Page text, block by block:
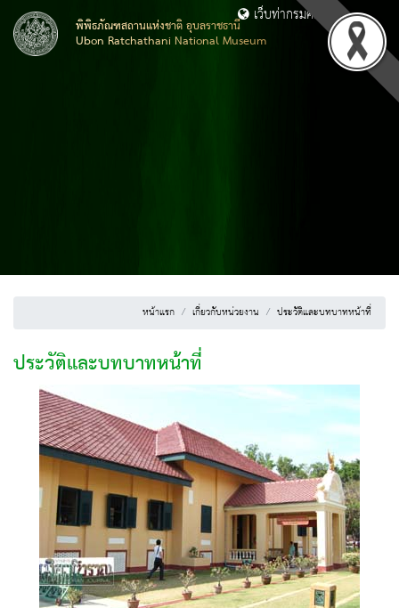
พิพิธภัณฑสถานแห่งชาติ อุบลราชธานี
Ubon Ratchathani National Museum
เว็บท่ากรมศิลปากร
หน้าแรก เกี่ยวกับหน่วยงาน ประวัติและบทบาทหน้าที่
ประวัติและบทบาทหน้าที่